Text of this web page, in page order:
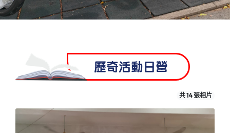
歷奇活動日營
共 14 張相片